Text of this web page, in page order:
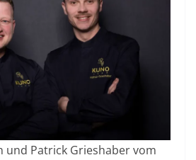
und Patrick Grieshaber vom